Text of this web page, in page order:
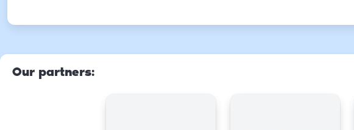
Our partners: